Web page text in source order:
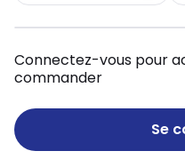
Connectez-vous pour
commander
Se